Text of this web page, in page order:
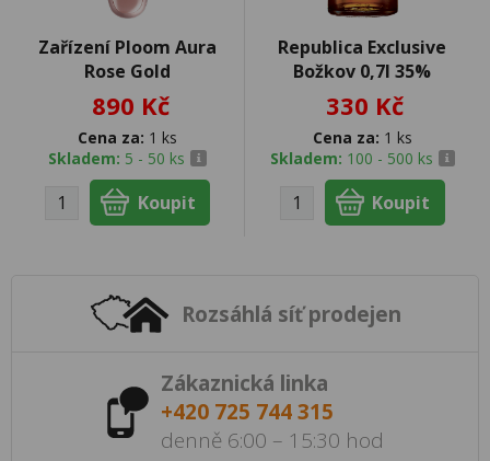
Zařízení Ploom Aura
Rose Gold
890 Kč
Cena za: 1 ks
Skladem: 5 - 50 ks
Republica Exclusive
Božkov 0,7l 35%
330 Kč
Cena za: 1 ks
Skladem: 100 - 500 ks
Rozsáhlá síť prodejen
Zákaznická linka
+420 725 744 315
denně 6:00 – 15:30 hod